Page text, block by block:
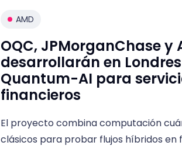
AMD
OQC, JPMorganChase y
desarrollarán en
Quantum-AI para
financieros
El proyecto combina computación
clásicos para probar flujos híbridos en